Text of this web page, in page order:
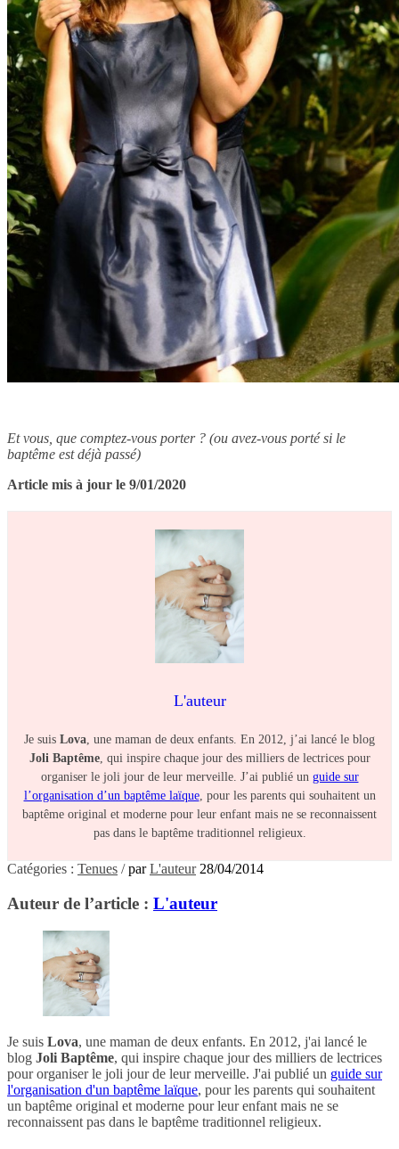
Et vous, que comptez-vous porter ? (ou avez-vous porté si le
baptême est déjà passé)
Article mis à jour le 9/01/2020
L'auteur
Je suis Lova, une maman de deux enfants. En 2012, j’ai lancé le blog
Joli Baptême, qui inspire chaque jour des milliers de lectrices pour
organiser le joli jour de leur merveille. J’ai publié un guide sur
l’organisation d’un baptême laïque, pour les parents qui souhaitent un
baptême original et moderne pour leur enfant mais ne se reconnaissent
pas dans le baptême traditionnel religieux.
Catégories : Tenues /parL'auteur 28/04/2014
Auteur de l’article : L'auteur
Je suis Lova, une maman de deux enfants. En 2012, j'ai lancé le
blog Joli Baptême, qui inspire chaque jour des milliers de lectrices
pour organiser le joli jour de leur merveille. J'ai publié un guide sur
l'organisation d'un baptême laïque, pour les parents qui souhaitent
un baptême original et moderne pour leur enfant mais ne se
reconnaissent pas dans le baptême traditionnel religieux.